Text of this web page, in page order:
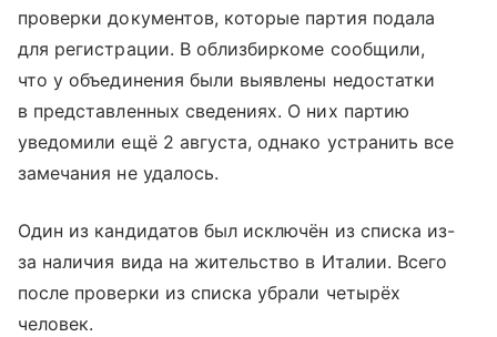
проверки документов, которые партия подала
для регистрации. В облизбиркоме сообщили,
что у объединения были выявлены недостатки
в представленных сведениях. О них партию
уведомили ещё 2 августа, однако устранить все
замечания не удалось.
Один из кандидатов был исключён из списка из-
за наличия вида на жительство в Италии. Всего
после проверки из списка убрали четырёх
человек.